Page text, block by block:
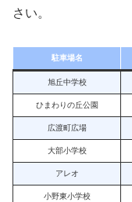
さい。
駐車場名
旭丘中学校
ひまわりの丘公園
広渡町広場
大部小学校
アレオ
小野東小学校